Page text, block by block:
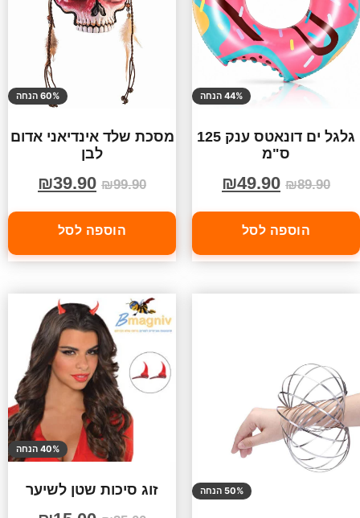
44% הנחה
גלגל ים דונאטס ענק 125
ס"מ
₪89.90
₪49.90
הוספה לסל
60% הנחה
מסכת שלד אינדיאני אדום
לבן
₪99.90
₪39.90
הוספה לסל
50% הנחה
40% הנחה
זוג סיכות שטן לשיער